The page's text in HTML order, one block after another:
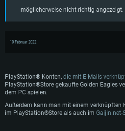
Für PC
Mindestanforderungen
Mindestanforderungen
Mindestanforderungen
möglicherweise nicht richtig angezeigt.
10 Februar 2022
PlayStation®-Konten, die mit E-Mails
PlayStation®Store gekaufte Golden Eagles
dem PC spielen.
Außerdem kann man mit einem verknüpften
im PlayStation®Store als auch im Gaijin.net-